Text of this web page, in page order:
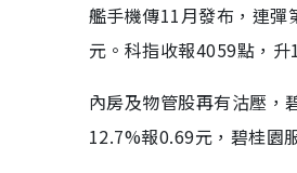
艦手機傳11月發布，連
元。科指收報4059點，
內房及物管股再有沽壓
12.7%報0.69元，碧桂園